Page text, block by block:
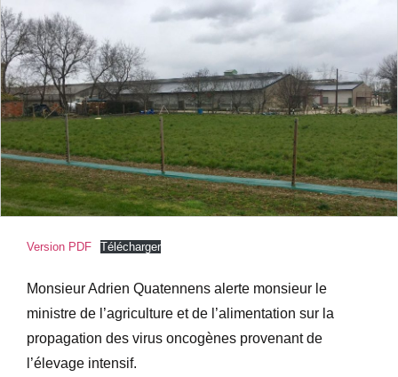
Version PDF Télécharger
Monsieur Adrien Quatennens alerte monsieur le
ministre de l’agriculture et de l’alimentation sur la
propagation des virus oncogènes provenant de
l’élevage intensif.